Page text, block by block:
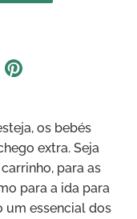
Compartilhar
os bebés
extra. Seja
para as
para a ida para
um essencial dos